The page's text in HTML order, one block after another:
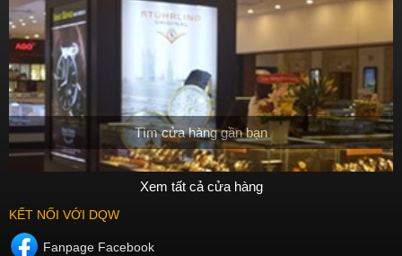
Tìm cửa hàng gần bạn
Xem tất cả cửa hàng
KẾT NỐI VỚI DQW
Fanpage Facebook